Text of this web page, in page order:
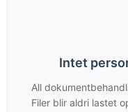
Intet
All
Filer blir aldri lastet